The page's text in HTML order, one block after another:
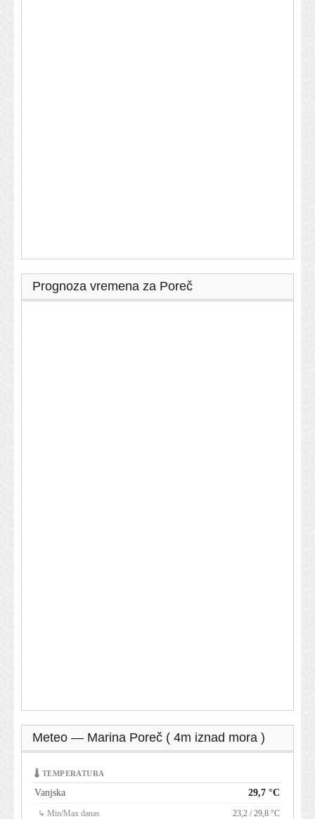
Prognoza vremena za Poreč
Meteo — Marina Poreč ( 4m iznad mora )
🌡 TEMPERATURA
Vanjska 29,7 °C
↳ Min/Max danas 23,2 / 29,8 °C